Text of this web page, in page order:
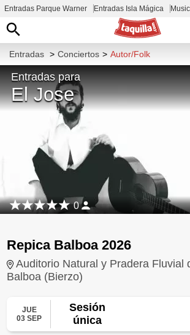
Entradas Parque Warner Entradas Isla Mágica
Entradas > Conciertos > Autor/Folk
Entradas para
El Jose
0
Repica Balboa 2026
Auditorio Natural y Pradera Fluvial
Balboa (Bierzo)
JUE
03 SEP
Sesión
única